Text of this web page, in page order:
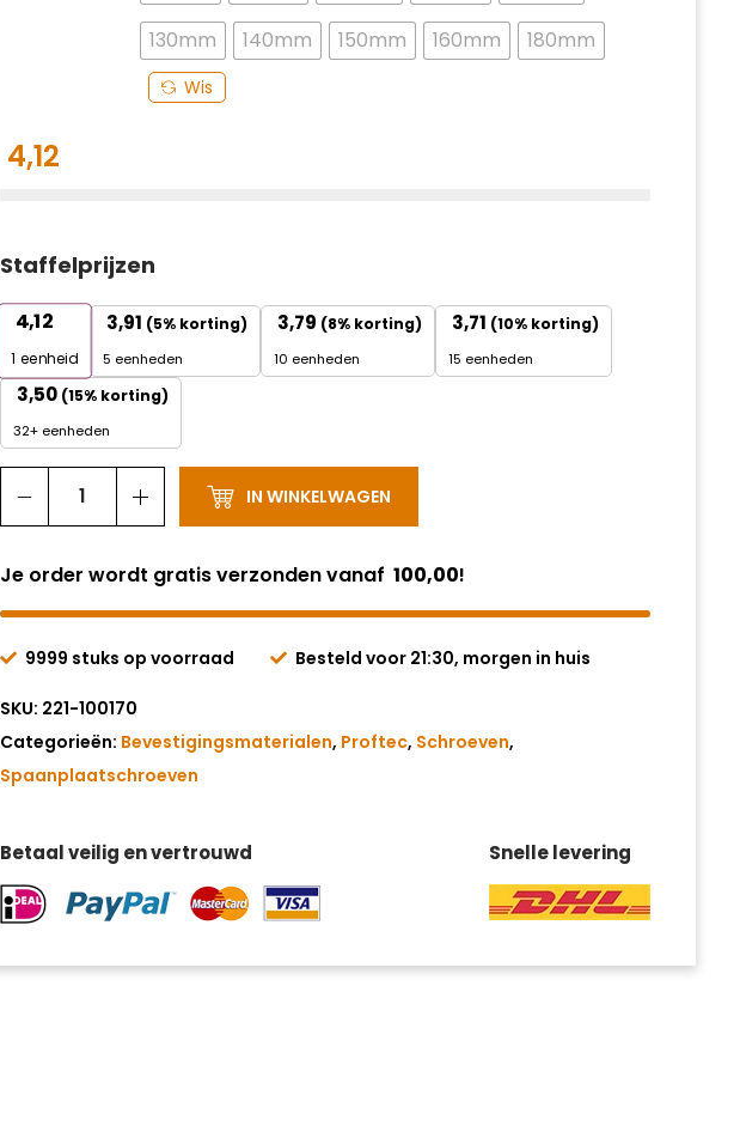
130mm
140mm 150mm 160mm 180mm
Wis
4,12
Staffelprijzen
4,12
1 eenheid
3,91 (5% korting)
5 eenheden
3,79 (8% korting)
10 eenheden
3,71 (10% korting)
15 eenheden
3,50 (15% korting)
32+ eenheden
IN WINKELWAGEN
Je order wordt gratis verzonden vanaf 100,00!
9999 stuks op voorraad Besteld voor 21:30, morgen in huis
SKU: 221-100170
Categorieën: Bevestigingsmaterialen, Proftec, Schroeven,
Spaanplaatschroeven
Betaal veilig en vertrouwd Snelle levering